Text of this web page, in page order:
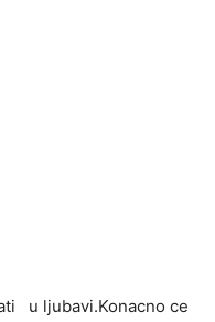
u ljubavi.Konacno ce